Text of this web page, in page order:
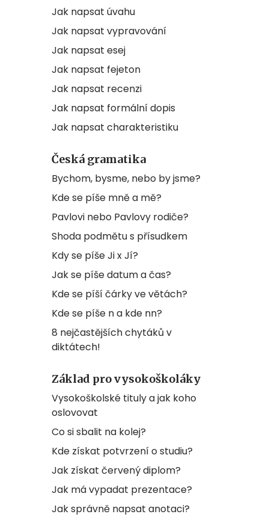
Jak napsat úvahu
Jak napsat vypravování
Jak napsat esej
Jak napsat fejeton
Jak napsat recenzi
Jak napsat formální dopis
Jak napsat charakteristiku
Česká gramatika
Bychom, bysme, nebo by jsme?
Kde se píše mně a mě?
Pavlovi nebo Pavlovy rodiče?
Shoda podmětu s přísudkem
Kdy se píše Ji x Jí?
Jak se píše datum a čas?
Kde se píší čárky ve větách?
Kde se píše n a kde nn?
8 nejčastějších chytáků v
diktátech!
Základ pro vysokoškoláky
Vysokoškolské tituly a jak koho
oslovovat
Co si sbalit na kolej?
Kde získat potvrzení o studiu?
Jak získat červený diplom?
Jak má vypadat prezentace?
Jak správně napsat anotaci?